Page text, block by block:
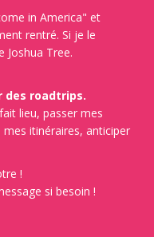
in America" et
rentré. Si je le
Joshua Tree.
des roadtrips.
lieu, passer mes
itinéraires, anticiper
!
si besoin !